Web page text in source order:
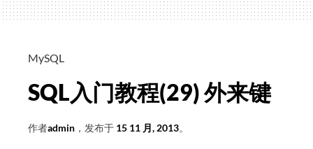
力
MySQL
SQL入门教程(29) 外来键
作者admin ，发布于 15 11 月, 2013。